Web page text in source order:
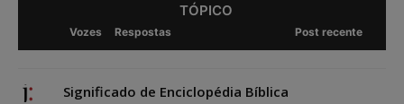
TÓPICO
Vozes Respostas Post recente
Significado de Enciclopédia Bíblica